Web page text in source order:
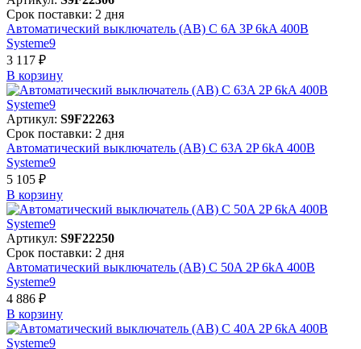
Срок поставки: 2 дня
Автоматический выключатель (АВ) C 6A 3P 6kA 400В
Systeme9
3 117 ₽
В корзинy
Артикул: S9F22263
Срок поставки: 2 дня
Автоматический выключатель (АВ) C 63A 2P 6kA 400В
Systeme9
5 105 ₽
В корзинy
Артикул: S9F22250
Срок поставки: 2 дня
Автоматический выключатель (АВ) C 50A 2P 6kA 400В
Systeme9
4 886 ₽
В корзинy